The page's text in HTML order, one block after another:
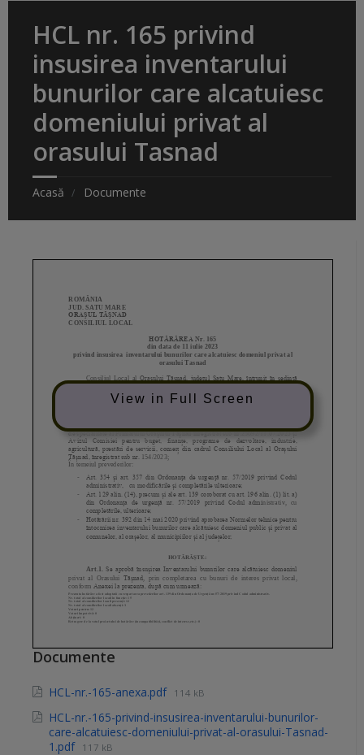
HCL nr. 165 privind
insusirea inventarului
bunurilor care alcatuiesc
domeniului privat al
orasului Tasnad
Acasă Documente
View in Full Screen
Documente
HCL-nr.-165-anexa.pdf 114 kB
HCL-nr.-165-privind-insusirea-inventarului-bunurilor-
care-alcatuiesc-domeniului-privat-al-orasului-Tasnad-
1.pdf 117 kB